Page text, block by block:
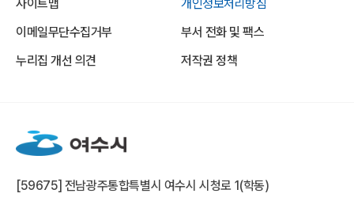
사이트맵
개인정보처리방침
이메일무단수집거부
부서 전화 및 팩스
누리집 개선 의견
저작권 정책
[59675] 전남광주통합특별시 여수시 시청로 1(학동)